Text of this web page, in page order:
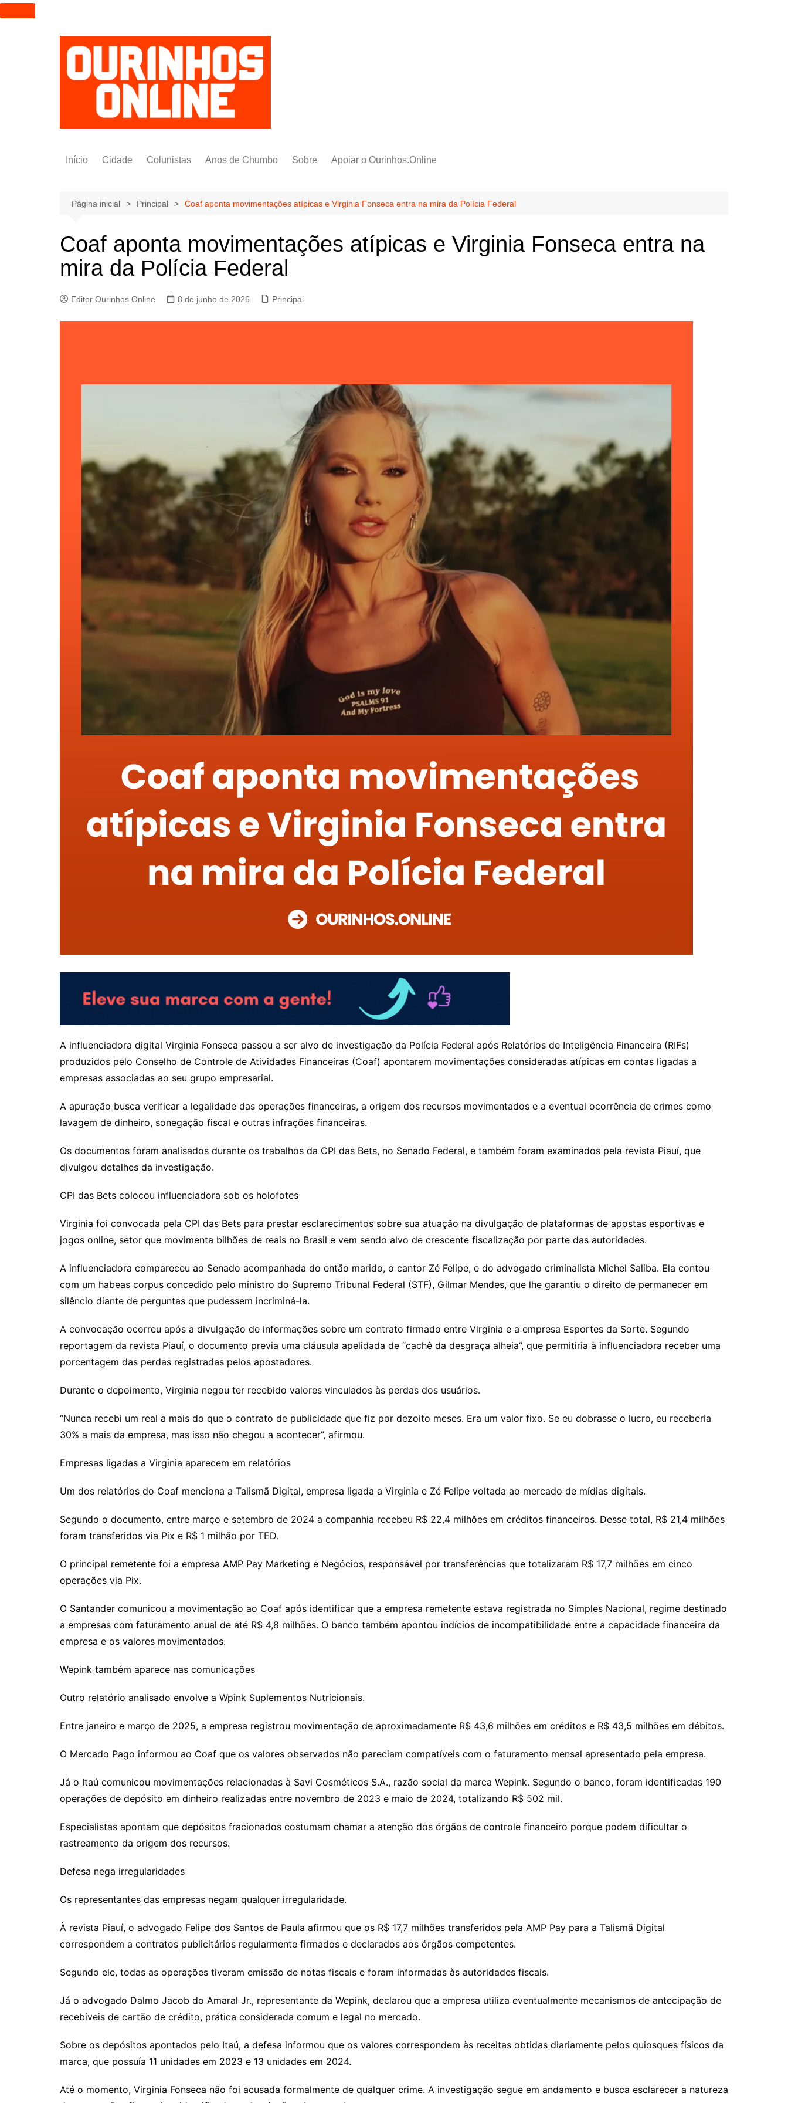
I
r
Início Cidade Colunistas
Pedro Saldida
Bruno Yashinishi
Anos de Chumbo Sobre Apoiar o Ourinhos.Online
Página inicial Principal Coaf aponta movimentações atípicas e Virginia Fonseca entra na mira da Polícia Federal
Coaf aponta movimentações atípicas e Virginia Fonseca entra na
mira da Polícia Federal
Editor Ourinhos Online 8 de junho de 2026 Principal
A influenciadora digital Virginia Fonseca passou a ser alvo de investigação da Polícia Federal após Relatórios de Inteligência Financeira (RIFs)
produzidos pelo Conselho de Controle de Atividades Financeiras (Coaf) apontarem movimentações consideradas atípicas em contas ligadas a
empresas associadas ao seu grupo empresarial.
A apuração busca verificar a legalidade das operações financeiras, a origem dos recursos movimentados e a eventual ocorrência de crimes como
lavagem de dinheiro, sonegação fiscal e outras infrações financeiras.
Os documentos foram analisados durante os trabalhos da CPI das Bets, no Senado Federal, e também foram examinados pela revista Piauí, que
divulgou detalhes da investigação.
CPI das Bets colocou influenciadora sob os holofotes
Virginia foi convocada pela CPI das Bets para prestar esclarecimentos sobre sua atuação na divulgação de plataformas de apostas esportivas e
jogos online, setor que movimenta bilhões de reais no Brasil e vem sendo alvo de crescente fiscalização por parte das autoridades.
A influenciadora compareceu ao Senado acompanhada do então marido, o cantor Zé Felipe, e do advogado criminalista Michel Saliba. Ela contou
com um habeas corpus concedido pelo ministro do Supremo Tribunal Federal (STF), Gilmar Mendes, que lhe garantiu o direito de permanecer em
silêncio diante de perguntas que pudessem incriminá-la.
A convocação ocorreu após a divulgação de informações sobre um contrato firmado entre Virginia e a empresa Esportes da Sorte. Segundo
reportagem da revista Piauí, o documento previa uma cláusula apelidada de “cachê da desgraça alheia”, que permitiria à influenciadora receber uma
porcentagem das perdas registradas pelos apostadores.
Durante o depoimento, Virginia negou ter recebido valores vinculados às perdas dos usuários.
“Nunca recebi um real a mais do que o contrato de publicidade que fiz por dezoito meses. Era um valor fixo. Se eu dobrasse o lucro, eu receberia
30% a mais da empresa, mas isso não chegou a acontecer”, afirmou.
Empresas ligadas a Virginia aparecem em relatórios
Um dos relatórios do Coaf menciona a Talismã Digital, empresa ligada a Virginia e Zé Felipe voltada ao mercado de mídias digitais.
Segundo o documento, entre março e setembro de 2024 a companhia recebeu R$ 22,4 milhões em créditos financeiros. Desse total, R$ 21,4 milhões
foram transferidos via Pix e R$ 1 milhão por TED.
O principal remetente foi a empresa AMP Pay Marketing e Negócios, responsável por transferências que totalizaram R$ 17,7 milhões em cinco
operações via Pix.
O Santander comunicou a movimentação ao Coaf após identificar que a empresa remetente estava registrada no Simples Nacional, regime destinado
a empresas com faturamento anual de até R$ 4,8 milhões. O banco também apontou indícios de incompatibilidade entre a capacidade financeira da
empresa e os valores movimentados.
Wepink também aparece nas comunicações
Outro relatório analisado envolve a Wpink Suplementos Nutricionais.
Entre janeiro e março de 2025, a empresa registrou movimentação de aproximadamente R$ 43,6 milhões em créditos e R$ 43,5 milhões em débitos.
O Mercado Pago informou ao Coaf que os valores observados não pareciam compatíveis com o faturamento mensal apresentado pela empresa.
Já o Itaú comunicou movimentações relacionadas à Savi Cosméticos S.A., razão social da marca Wepink. Segundo o banco, foram identificadas 190
operações de depósito em dinheiro realizadas entre novembro de 2023 e maio de 2024, totalizando R$ 502 mil.
Especialistas apontam que depósitos fracionados costumam chamar a atenção dos órgãos de controle financeiro porque podem dificultar o
rastreamento da origem dos recursos.
Defesa nega irregularidades
Os representantes das empresas negam qualquer irregularidade.
À revista Piauí, o advogado Felipe dos Santos de Paula afirmou que os R$ 17,7 milhões transferidos pela AMP Pay para a Talismã Digital
correspondem a contratos publicitários regularmente firmados e declarados aos órgãos competentes.
Segundo ele, todas as operações tiveram emissão de notas fiscais e foram informadas às autoridades fiscais.
Já o advogado Dalmo Jacob do Amaral Jr., representante da Wepink, declarou que a empresa utiliza eventualmente mecanismos de antecipação de
recebíveis de cartão de crédito, prática considerada comum e legal no mercado.
Sobre os depósitos apontados pelo Itaú, a defesa informou que os valores correspondem às receitas obtidas diariamente pelos quiosques físicos da
marca, que possuía 11 unidades em 2023 e 13 unidades em 2024.
Até o momento, Virginia Fonseca não foi acusada formalmente de qualquer crime. A investigação segue em andamento e busca esclarecer a natureza